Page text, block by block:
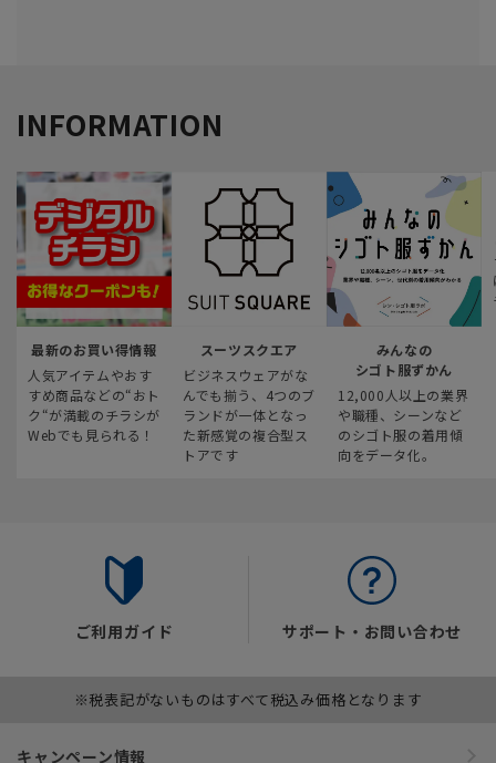
INFORMATION
最新のお買い得情報
人気アイテムやおす
すめ商品などの“おト
ク“が満載のチラシが
Webでも見られる！
スーツスクエア
ビジネスウェアがな
んでも揃う、4つのブ
ランドが一体となっ
た新感覚の複合型ス
トアです
みんなの
シゴト服ずかん
12,000人以上の業界
や職種、シーンなど
のシゴト服の着用傾
向をデータ化。
ご利用ガイド サポート・お問い合わせ
※税表記がないものはすべて税込み価格となります
キャンペーン情報